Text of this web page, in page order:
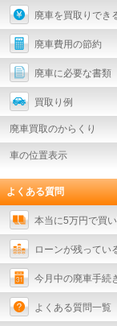
廃車を買取りでき
廃車費用の節約
廃車に必要な書類
買取り例
廃車買取のからくり
車の位置表示
よくある質問
本当に5万円で買
ローンが残ってい
今月中の廃車手続
よくある質問一覧